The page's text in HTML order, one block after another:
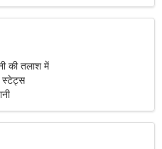
की तलाश में
स्टेट्स